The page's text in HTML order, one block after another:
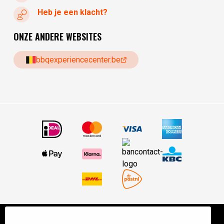
Heb je een klacht?
ONZE ANDERE WEBSITES
bbqexperiencecenter.be